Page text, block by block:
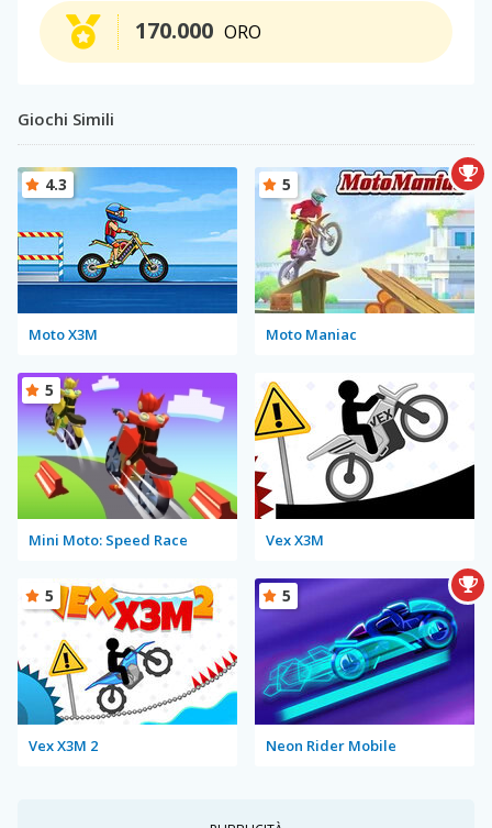
ORO
170.000
Giochi Simili
Moto X3M
4.3
Moto Maniac
5
Mini Moto: Speed Race
5
Vex X3M
Vex X3M 2
5
Neon Rider Mobile
5